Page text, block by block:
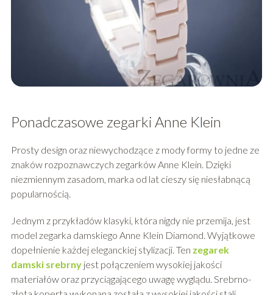
Ponadczasowe zegarki Anne Klein
Prosty design oraz niewychodzące z mody formy to jedne ze
znaków rozpoznawczych zegarków Anne Klein. Dzięki
niezmiennym zasadom, marka od lat cieszy się niesłabnącą
popularnością.
Jednym z przykładów klasyki, która nigdy nie przemija, jest
model zegarka damskiego Anne Klein Diamond. Wyjątkowe
dopełnienie każdej eleganckiej stylizacji. Ten zegarek
damski srebrnyjest połączeniem wysokiej jakości
materiałów oraz przyciągającego uwagę wyglądu. Srebrno-